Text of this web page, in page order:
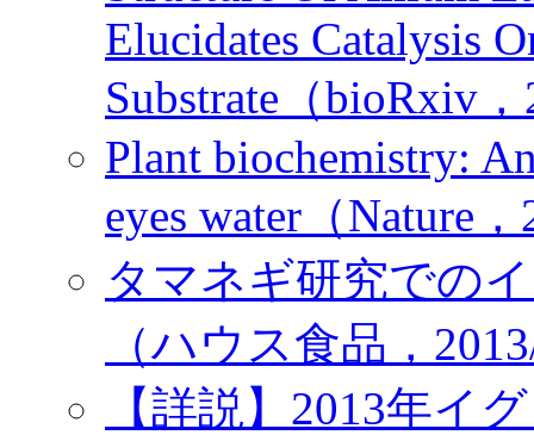
Elucidates Catalysis
Substrate（bioRxiv
Plant biochemistry:
eyes water（Nature
タマネギ研究での
（ハウス食品，
【詳説】2013年イ